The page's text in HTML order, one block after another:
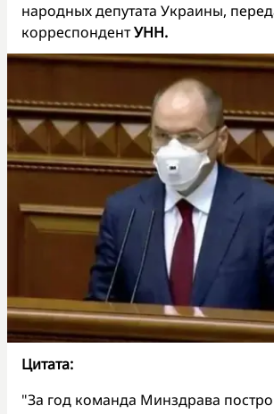
народных депутата Украины,
корреспондентУНН.
Цитата:
"За год команда Минздрава